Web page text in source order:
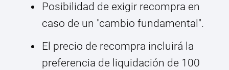
Posibilidad de exigir recompra en
caso de un "cambio fundamental".
El precio de recompra incluirá la
preferencia de liquidación de 100